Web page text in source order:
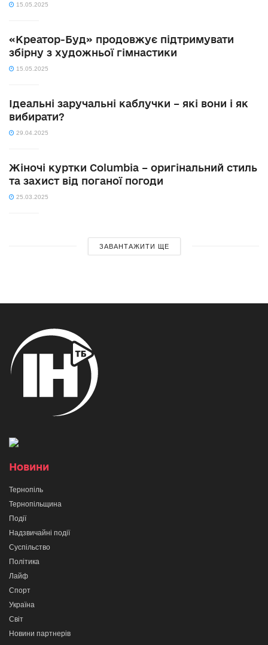
15.05.2025
«Креатор-Буд» продовжує підтримувати
збірну з художньої гімнастики
15.05.2025
Ідеальні заручальні каблучки – які вони і як
вибирати?
29.04.2025
Жіночі куртки Columbia – оригінальний стиль
та захист від поганої погоди
25.03.2025
ЗАВАНТАЖИТИ ЩЕ
Новини
Тернопіль
Тернопільщина
Події
Надзвичайні події
Суспільство
Політика
Лайф
Спорт
Україна
Світ
Новини партнерів